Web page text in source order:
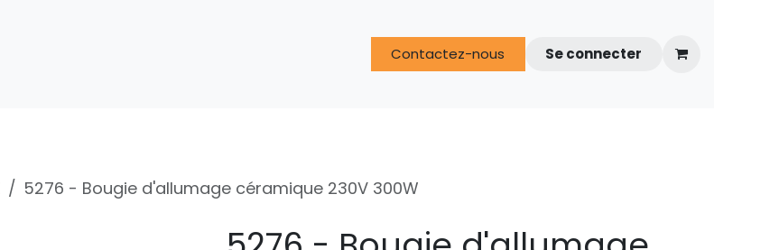
FAQ Espace techniciens
Contactez-nous Se connecter
5276 - Bougie d'allumage céramique 230V 300W